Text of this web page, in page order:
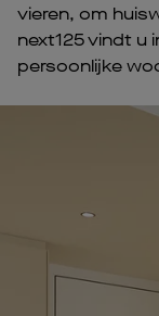
vieren, om
next125 vindt u
persoonlijke